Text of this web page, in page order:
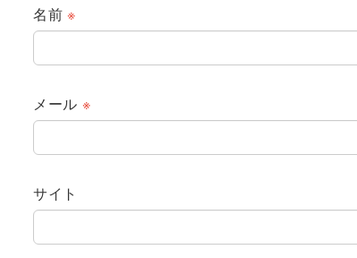
名前※
メール ※
サイト